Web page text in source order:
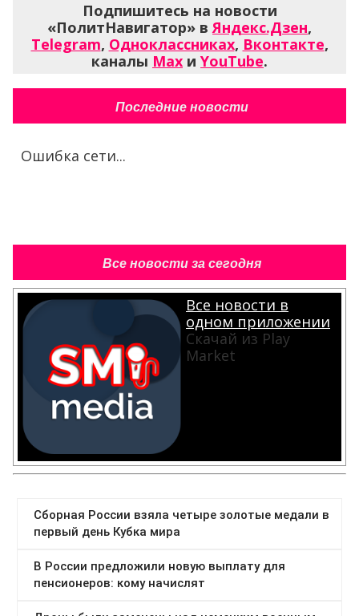
Подпишитесь на новости
«ПолитНавигатор» вЯндекс.Дзен,
Telegram, Одноклассниках, Вконтакте,
каналы Max и YouTube.
Последние новости
Ошибка сети...
Все новости за сегодня
Все новости в
одном приложении
Скачай из Play
Market